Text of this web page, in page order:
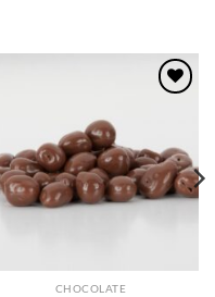
deseos
CHOCOLATE